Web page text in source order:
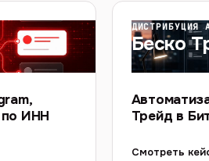
по ИНН
ДИСТРИБУЦИЯ
Беско
Трейд в
Смотреть